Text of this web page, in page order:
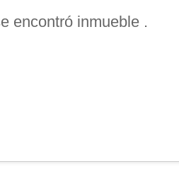
encontró inmueble .